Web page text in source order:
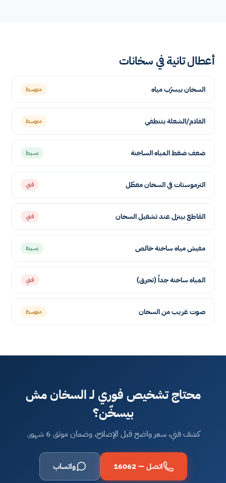
أعطال تانية في سخانات
السخان بيسرّب مياه متوسط
الفلام/الشعلة بتنطفي متوسط
ضعف ضغط المياه الساخنة بسيط
الترموستات في السخان معطّل فني
القاطع بينزل عند تشغيل السخان فني
مفيش مياه ساخنة خالص بسيط
المياه ساخنة جداً (تحرق) فني
صوت غريب من السخان متوسط
محتاج تشخيص فوري لـ السخان مش
بيسخّن؟
كشف فني، سعر واضح قبل الإصلاح، وضمان موثق 6 شهور.
اتصل — 16062 واتساب